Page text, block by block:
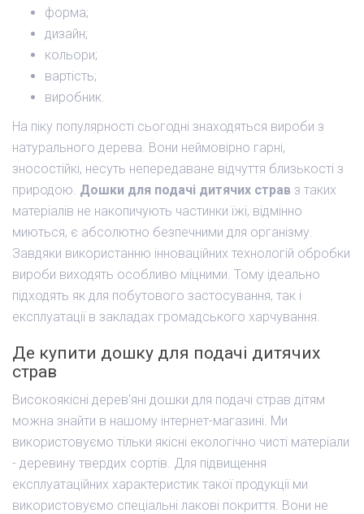
форма;
дизайн;
кольори;
вартість;
виробник.
На піку популярності сьогодні знаходяться вироби з
натурального дерева. Вони неймовірно гарні,
зносостійкі, несуть непередаване відчуття близькості з
природою. Дошки для подачі дитячих страв з таких
матеріалів не накопичують частинки їжі, відмінно
миються, є абсолютно безпечними для організму.
Завдяки використанню інноваційних технологій обробки
вироби виходять особливо міцними. Тому ідеально
підходять як для побутового застосування, так і
експлуатації в закладах громадського харчування.
Де купити дошку для подачі дитячих
страв
Високоякісні дерев'яні дошки для подачі страв дітям
можна знайти в нашому інтернет-магазині. Ми
використовуємо тільки якісні екологічно чисті матеріали
- деревину твердих сортів. Для підвищення
експлуатаційних характеристик такої продукції ми
використовуємо спеціальні лакові покриття. Вони не